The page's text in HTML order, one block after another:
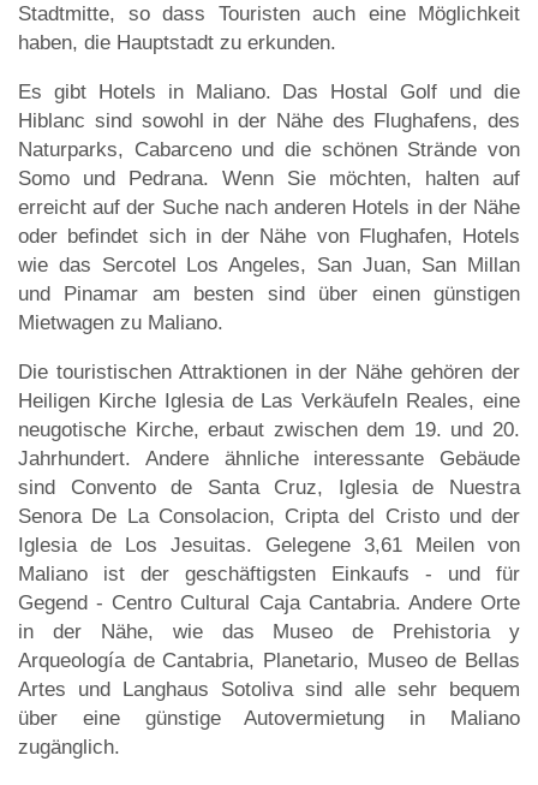
Stadtmitte, so dass Touristen auch eine Möglichkeit
haben, die Hauptstadt zu erkunden.
Es gibt Hotels in Maliano. Das Hostal Golf und die
Hiblanc sind sowohl in der Nähe des Flughafens, des
Naturparks, Cabarceno und die schönen Strände von
Somo und Pedrana. Wenn Sie möchten, halten auf
erreicht auf der Suche nach anderen Hotels in der Nähe
oder befindet sich in der Nähe von Flughafen, Hotels
wie das Sercotel Los Angeles, San Juan, San Millan
und Pinamar am besten sind über einen günstigen
Mietwagen zu Maliano.
Die touristischen Attraktionen in der Nähe gehören der
Heiligen Kirche Iglesia de Las VerkäufeIn Reales, eine
neugotische Kirche, erbaut zwischen dem 19. und 20.
Jahrhundert. Andere ähnliche interessante Gebäude
sind Convento de Santa Cruz, Iglesia de Nuestra
Senora De La Consolacion, Cripta del Cristo und der
Iglesia de Los Jesuitas. Gelegene 3,61 Meilen von
Maliano ist der geschäftigsten Einkaufs - und für
Gegend - Centro Cultural Caja Cantabria. Andere Orte
in der Nähe, wie das Museo de Prehistoria y
Arqueología de Cantabria, Planetario, Museo de Bellas
Artes und Langhaus Sotoliva sind alle sehr bequem
über eine günstige Autovermietung in Maliano
zugänglich.